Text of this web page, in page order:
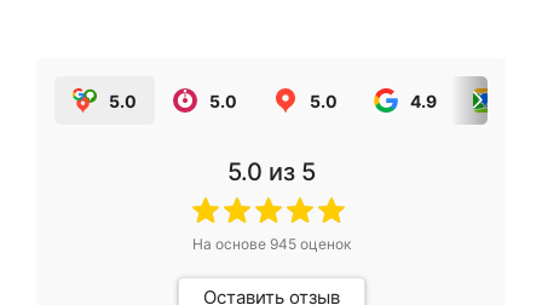
5.0 5.0 5.0 4.9
5.0 из 5
На основе 945оценок
Оставить отзыв